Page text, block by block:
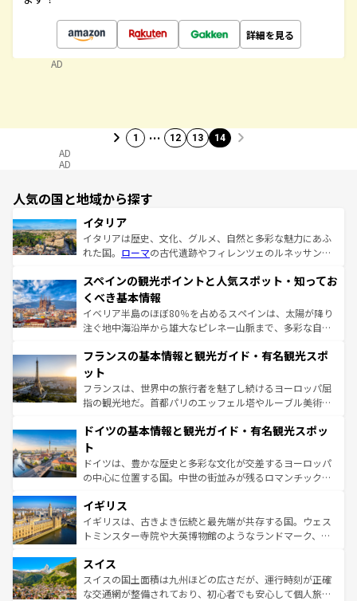
詳細を見る
AD
1 … 12 13 14
AD
AD
人気の国と地域から探す
イタリア
イタリアは歴史、文化、グルメ、自然と多彩な魅力にあふ
れた国。 ローマの古代遺跡やフィレンツェのルネッサンス
ろん、トスカーナの美しい田園風景やアマルフィ海岸の絶
景など、自然景観も見逃せない。観光の合間には、本場の
ピザやパスタなど、絶品のイタリア料理を堪能することも
できる。朝目覚めてから夜眠るまで、すべての瞬間を楽し
なお、新着のイタリア情報はコンテンツ一覧を参照してほ
しい。
スペインの観光ポイントと人気スポット・知ってお
くべき基本情報
イベリア半島のほぼ80％を占めるスペインは、太陽が降り
注ぐ地中海沿岸から雄大なピレネー山脈まで、多彩な自然
文化が根付くこの国では、情熱的なフラメンコ、熱気あふ
れる闘牛、そして美味しいタパスが生活の一部となってい
る。首都マドリードの洗練された雰囲気や、バルセロナの
アートに溢れた街角から、地方では古代ローマ遺跡や中世
せる。地方によって風土や気候が異なるスペインはその個
ンテンツ一覧 を参照してほしい。
フランスの基本情報と観光ガイド・有名観光スポ
ット
フランスは、世界中の旅行者を魅了し続けるヨーロッパ屈
指の観光地だ。首都パリのエッフェル塔やルーブル美術館
で、幅広い魅力が詰まっている。華麗な宮殿、歴史的な大
聖堂、美しいビーチ、そして豊かな自然が、訪れる者を心
から魅了する。また、フランスは美食の国としても知ら
れ、フランス料理はユネスコ無形文化遺産にも登録されて
香り高いラベンダー畑など、多彩な楽しみ方が可能だ。さ
らに、パリ以外の地域にも魅力が溢れており、どの街角に
も豊かな歴史と文化が息づいている。パリ以外の個性あふ
を参照してほしい。
ドイツの基本情報と観光ガイド・有名観光スポッ
ト
ドイツは、豊かな歴史と多彩な文化が交差するヨーロッパ
の中心に位置する国。中世の街並みが残るロマンチック街
顔を持つこの国は、どこを歩いても飽きることがない。ベ
ルリンの文化的活気、バイエルン州のアルプスの絶景、そ
してライン川沿いのワイン畑といった風景は必見。ビール
は、お酒好きな人にはぜひ体験してほしい。 なお、新着の
ドイツ情報はコンテンツ一覧を参照してほしい。
イギリス
イギリスは、古きよき伝統と最先端が共存する国。ウェス
トミンスター寺院や大英博物館のようなランドマーク、歴
リアごとに異なる魅力がある。また、優雅なアフタヌーン
ティー、ビール好きにはたまらない英国パブ、サッカー観
戦など、本場だからこそできる体験も豊富。イギリスを旅
スイス
スイスの国土面積は九州ほどの広さだが、運行時刻が正確
な交通網が整備されており、初心者でも安心して個人旅行